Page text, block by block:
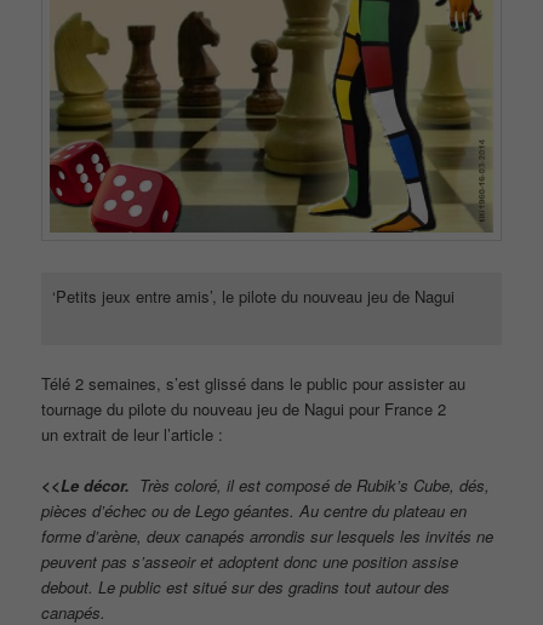
‘Petits jeux entre amis’, le pilote du nouveau jeu de Nagui
Télé 2 semaines, s’est glissé dans le public pour assister au
tournage du pilote du nouveau jeu de Nagui pour France 2
un extrait de leur l’article :
<<Le décor. Très coloré, il est composé de Rubik’s Cube, dés,
pièces d’échec ou de Lego géantes. Au centre du plateau en
forme d’arène, deux canapés arrondis sur lesquels les invités ne
peuvent pas s’asseoir et adoptent donc une position assise
debout. Le public est situé sur des gradins tout autour des
canapés.